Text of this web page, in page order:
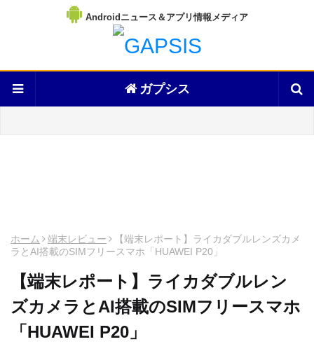
Androidニュース＆アプリ情報メディア
ガプシス
ホーム 端末レビュー
【端末レポート】ライカダブルレンズカメ
ラとAI搭載のSIMフリースマホ「HUAWEI P20」
【端末レポート】ライカダブルレン
ズカメラとAI搭載のSIMフリースマホ
「HUAWEI P20」